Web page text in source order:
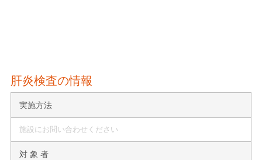
肝炎検査の情報
実施方法
施設にお問い合わせください
対 象 者